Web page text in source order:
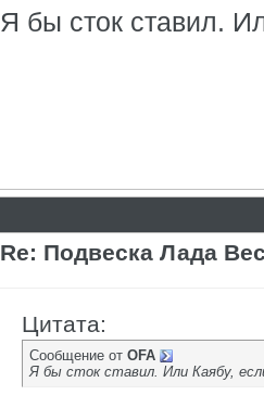
Я бы сток ставил.
Re: Подвеска Лада
Цитата:
Сообщение от OFA
Я бы сток ставил. Или Каябу,